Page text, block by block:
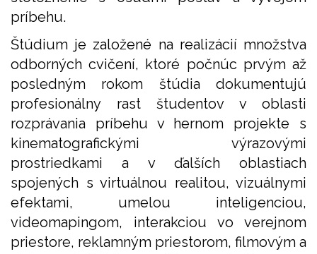
príbehu.
Štúdium je založené na realizácií množstva
odborných cvičení, ktoré počnúc prvým až
posledným rokom štúdia dokumentujú
profesionálny rast študentov v oblasti
rozprávania príbehu v hernom projekte s
kinematografickými výrazovými
prostriedkami a v ďalších oblastiach
spojených s virtuálnou realitou, vizuálnymi
efektami, umelou inteligenciou,
videomapingom, interakciou vo verejnom
priestore, reklamným priestorom, filmovým a